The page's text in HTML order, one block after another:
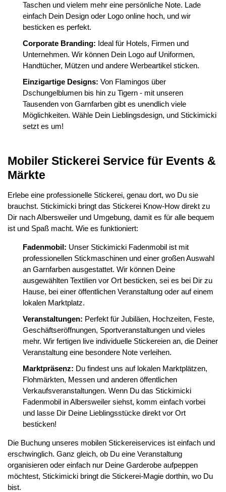
Taschen und vielem mehr eine persönliche Note. Lade
einfach Dein Design oder Logo online hoch, und wir
besticken es perfekt.
Corporate Branding: Ideal für Hotels, Firmen und
Unternehmen. Wir können Dein Logo auf Uniformen,
Handtücher, Mützen und andere Werbeartikel sticken.
Einzigartige Designs: Von Flamingos über
Dschungelblumen bis hin zu Tigern - mit unseren
Tausenden von Garnfarben gibt es unendlich viele
Möglichkeiten. Wähle Dein Lieblingsdesign, und Stickimicki
setzt es um!
Mobiler Stickerei Service für Events &
Märkte
Erlebe eine professionelle Stickerei, genau dort, wo Du sie
brauchst. Stickimicki bringt das Stickerei Know-How direkt zu
Dir nach Albersweiler und Umgebung, damit es für alle bequem
ist und Spaß macht. Wie es funktioniert:
Fadenmobil: Unser Stickimicki Fadenmobil ist mit
professionellen Stickmaschinen und einer großen Auswahl
an Garnfarben ausgestattet. Wir können Deine
ausgewählten Textilien vor Ort besticken, sei es bei Dir zu
Hause, bei einer öffentlichen Veranstaltung oder auf einem
lokalen Marktplatz.
Veranstaltungen: Perfekt für Jubiläen, Hochzeiten, Feste,
Geschäftseröffnungen, Sportveranstaltungen und vieles
mehr. Wir fertigen live individuelle Stickereien an, die Deiner
Veranstaltung eine besondere Note verleihen.
Marktpräsenz: Du findest uns auf lokalen Marktplätzen,
Flohmärkten, Messen und anderen öffentlichen
Verkaufsveranstaltungen. Wenn Du das Stickimicki
Fadenmobil in Albersweiler siehst, komm einfach vorbei
und lasse Dir Deine Lieblingsstücke direkt vor Ort
besticken!
Die Buchung unseres mobilen Stickereiservices ist einfach und
erschwinglich. Ganz gleich, ob Du eine Veranstaltung
organisieren oder einfach nur Deine Garderobe aufpeppen
möchtest, Stickimicki bringt die Stickerei-Magie dorthin, wo Du
bist.